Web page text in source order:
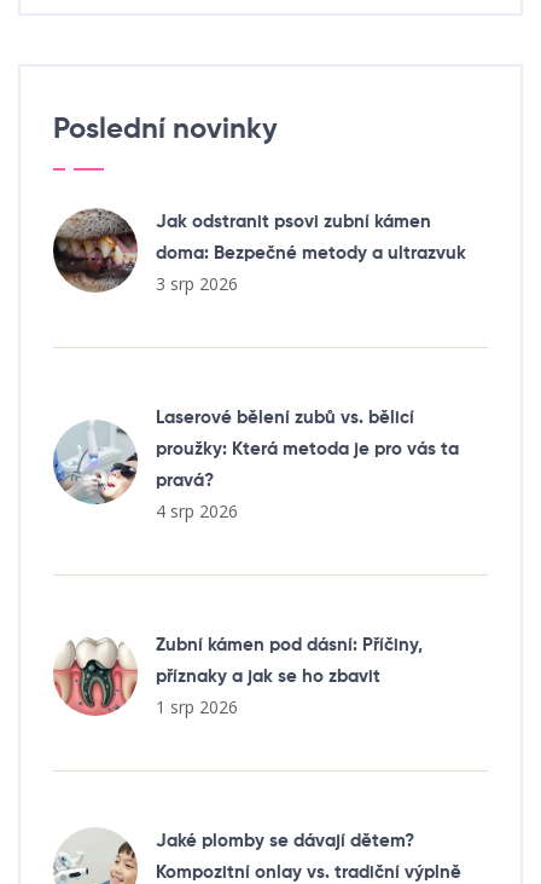
Poslední novinky
Jak odstranit psovi zubní kámen
doma: Bezpečné metody a ultrazvuk
3 srp 2026
Laserové bělení zubů vs. bělicí
proužky: Která metoda je pro vás ta
pravá?
4 srp 2026
Zubní kámen pod dásní: Příčiny,
příznaky a jak se ho zbavit
1 srp 2026
Jaké plomby se dávají dětem?
Kompozitní onlay vs. tradiční výplně